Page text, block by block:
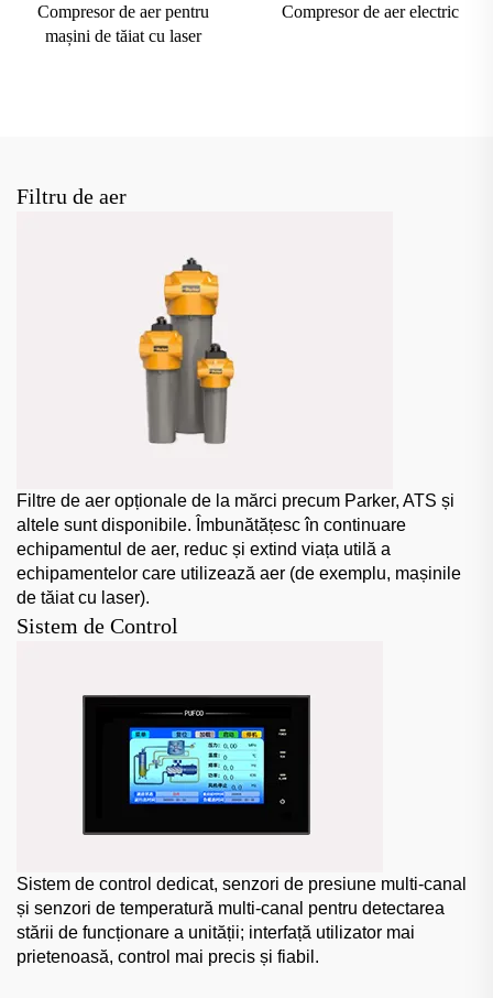
Compresor de aer pentru
mașini de tăiat cu laser
Compresor de aer electric
Filtru de aer
Filtre de aer opționale de la mărci precum Parker, ATS și
altele sunt disponibile. Îmbunătățesc în continuare
echipamentul de aer, reduc și extind viața utilă a
echipamentelor care utilizează aer (de exemplu, mașinile
de tăiat cu laser).
Sistem de Control
Sistem de control dedicat, senzori de presiune multi-canal
și senzori de temperatură multi-canal pentru detectarea
stării de funcționare a unității; interfață utilizator mai
prietenoasă, control mai precis și fiabil.